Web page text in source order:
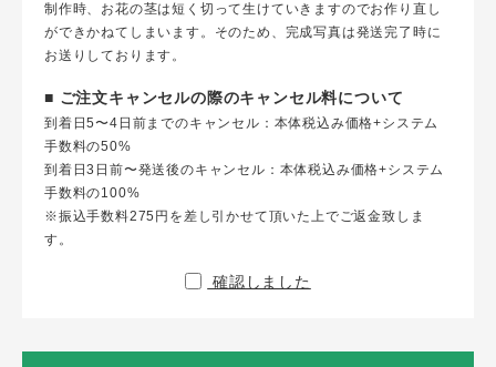
制作時、お花の茎は短く切って生けていきますのでお作り直し
ができかねてしまいます。そのため、完成写真は発送完了時に
お送りしております。
■ ご注文キャンセルの際のキャンセル料について
到着日5〜4日前までのキャンセル：本体税込み価格+システム
手数料の50%
到着日3日前〜発送後のキャンセル：本体税込み価格+システム
手数料の100%
※振込手数料275円を差し引かせて頂いた上でご返金致しま
す。
確認しました